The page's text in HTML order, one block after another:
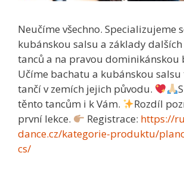
Neučíme všechno. Specializujeme
kubánskou salsu a základy
tanců a na pravou dominikánskou
Učíme bachatu a kubánskou salsu
tančí v zemích jejich původu.
těnto tancům i k Vám.
Rozdíl
první lekce.
Registrace: https://
dance.cz/kategorie-produktu/
cs/